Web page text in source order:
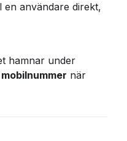
en användare direkt,
hamnar under
när